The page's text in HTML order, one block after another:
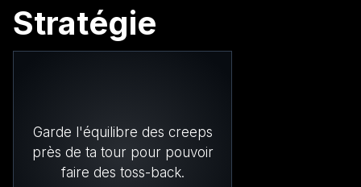
Stratégie
Garde l'équilibre des creeps
près de ta tour pour pouvoir
faire des toss-back.